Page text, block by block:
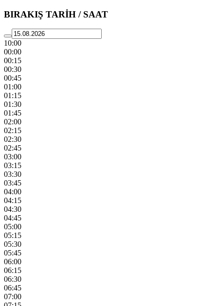
BIRAKIŞ TARİH / SAAT
10:00
00:00
00:15
00:30
00:45
01:00
01:15
01:30
01:45
02:00
02:15
02:30
02:45
03:00
03:15
03:30
03:45
04:00
04:15
04:30
04:45
05:00
05:15
05:30
05:45
06:00
06:15
06:30
06:45
07:00